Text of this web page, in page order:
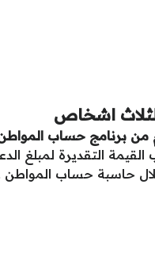
اشخاص
برنامج حساب المواطن
التقديرة لمبلغ
حاسبة حساب المواطن